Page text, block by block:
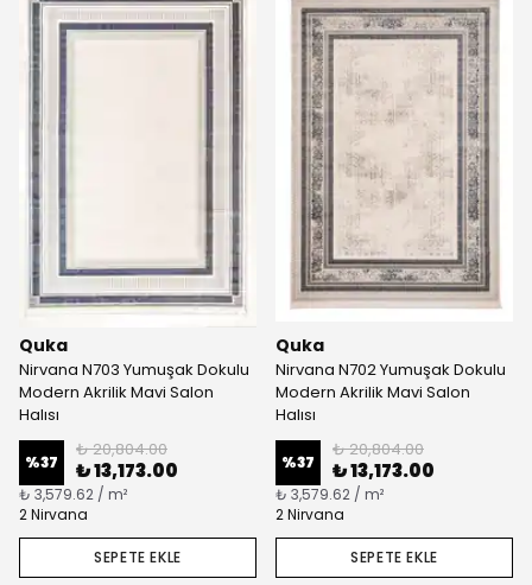
Quka
Nirvana N703 Yumuşak Dokulu
Modern Akrilik Mavi Salon
Halısı
%37
₺ 20,804.00
₺ 13,173.00
₺ 3,579.62 / m²
2 Nirvana
SEPETE EKLE
Quka
Nirvana N702 Yumuşak Dokulu
Modern Akrilik Mavi Salon
Halısı
%37
₺ 20,804.00
₺ 13,173.00
₺ 3,579.62 / m²
2 Nirvana
SEPETE EKLE